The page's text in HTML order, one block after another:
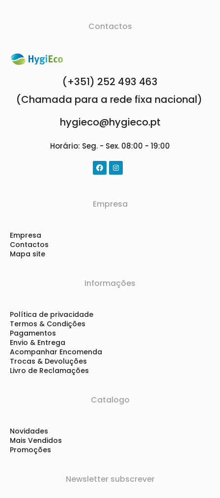
Contactos
(+351) 252 493 463
(Chamada para a rede fixa nacional)
hygieco@hygieco.pt
Horário: Seg. - Sex. 08:00 - 19:00
Empresa
Empresa
Contactos
Mapa site
Informações
Política de privacidade
Termos & Condições
Pagamentos
Envio & Entrega
Acompanhar Encomenda
Trocas & Devoluções
Livro de Reclamações
Catalogo
Novidades
Mais Vendidos
Promoções
Newsletter subscrever